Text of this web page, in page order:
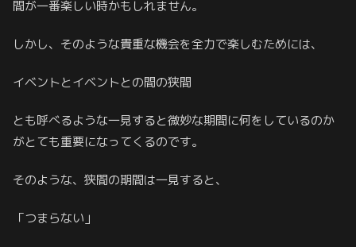
間が一番楽しい時かもしれません。
しかし、そのような貴重な機会を全力で楽しむためには、
イベントとイベントとの間の狭間
とも呼べるような一見すると微妙な期間に何をしているのか
がとても重要になってくるのです。
そのような、狭間の期間は一見すると、
「つまらない」